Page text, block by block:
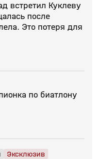
встретил Куклеву
после
Это потеря для
по биатлону
Эксклюзив